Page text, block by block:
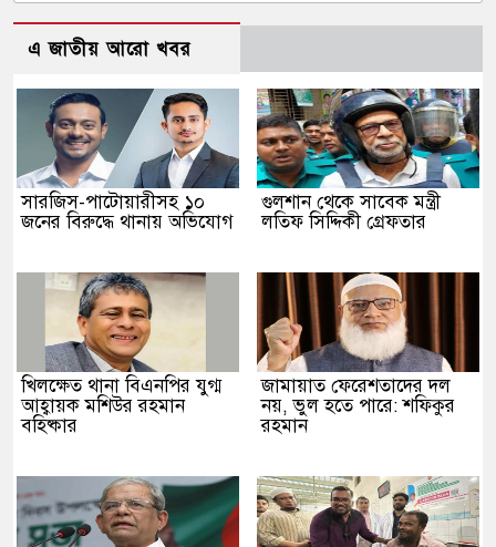
এ জাতীয় আরো খবর
সারজিস-পাটোয়ারীসহ ১০
জনের বিরুদ্ধে থানায় অভিযোগ
গুলশান থেকে সাবেক মন্ত্রী
লতিফ সিদ্দিকী গ্রেফতার
খিলক্ষেত থানা বিএনপির যুগ্ম
আহ্বায়ক মশিউর রহমান
বহিষ্কার
জামায়াত ফেরেশতাদের দল
নয়, ভুল হতে পারে: শফিকুর
রহমান